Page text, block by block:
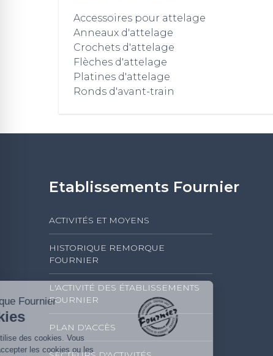
Accessoires pour attelage
Anneaux d'attelage
Crochets d'attelage
Flèches d'attelage
Platines d'attelage
Ronds d'avant-train
Etablissements Fournier
ACTIVITÉS ET MOYENS
HISTORIQUE REMORQUE
FOURNIER
L'ACTIVITÉ DES ÉTABLISSEMENTS
FOURNIER
PLAN D'ACCÈS
Remorque Fournier
Cookies
Ce site utilise des cookies. Vous
pouvez accepter les cookies ou les